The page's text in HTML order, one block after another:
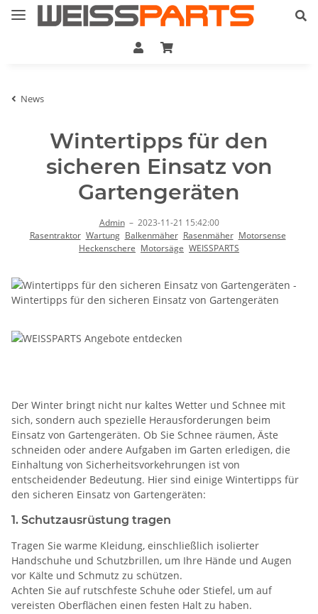
News
Wintertipps für den
sicheren Einsatz von
Gartengeräten
Admin– 2023-11-21 15:42:00
Rasentraktor Wartung Balkenmäher Rasenmäher Motorsense
Heckenschere Motorsäge WEISSPARTS
Der Winter bringt nicht nur kaltes Wetter und Schnee mit
sich, sondern auch spezielle Herausforderungen beim
Einsatz von Gartengeräten. Ob Sie Schnee räumen, Äste
schneiden oder andere Aufgaben im Garten erledigen, die
Einhaltung von Sicherheitsvorkehrungen ist von
entscheidender Bedeutung. Hier sind einige Wintertipps für
den sicheren Einsatz von Gartengeräten:
1. Schutzausrüstung tragen
Tragen Sie warme Kleidung, einschließlich isolierter
Handschuhe und Schutzbrillen, um Ihre Hände und Augen
vor Kälte und Schmutz zu schützen.
Achten Sie auf rutschfeste Schuhe oder Stiefel, um auf
vereisten Oberflächen einen festen Halt zu haben.